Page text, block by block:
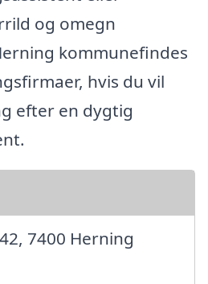
og omegn
kommunefindes
hvis du vil
efter en dygtig
7400 Herning